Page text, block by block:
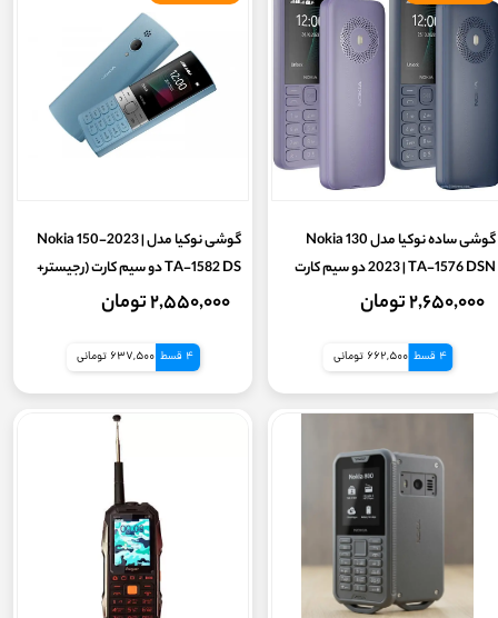
گوشی ساده نوکیا مدل Nokia 130
2023 | TA-1576 DSN دو سیم کارت
(بدون گارنتی شرکتی) (7 روز گارانتی
۲,۶۵۰,۰۰۰ تومان
4 قسط 662,500 تومانی
گوشی نوکیا مدل Nokia 150-2023 |
TA-1582 DS دو سیم کارت (رجیستر+
کد فعالسازی) (گارانتی 7روز سلامت )
۲,۵۵۰,۰۰۰ تومان
4 قسط 637,500 تومانی